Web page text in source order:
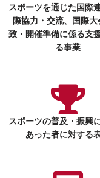
スポーツを通じた国際
際協力・交流、国際大
致・開催準備に係る支
る事業
スポーツの普及・振興
あった者に対する